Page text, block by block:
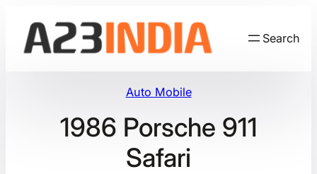
content
Search
Auto Mobile
1986 Porsche 911
Safari